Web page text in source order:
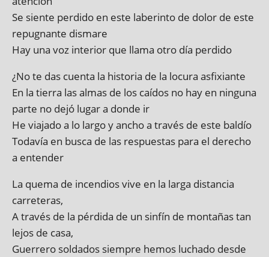
Se siente per­dido en este laber­into de dol­or de este
repug­nante dismare
Hay una voz interi­or que llama otro día perdido
¿No te das cuenta la his­tor­ia de la locura asfixiante
En la tierra las almas de los caí­dos no hay en nin­guna
parte no dejó lugar a donde ir
He viajado a lo largo y ancho a través de este baldío
Todavía en busca de las respues­tas para el derecho
a entender
La quema de incen­di­os vive en la larga dis­tan­cia
carreteras,
A través de la pér­dida de un sin­fín de montañas tan
lejos de casa,
Guerrero solda­dos siempre hemos luchado desde